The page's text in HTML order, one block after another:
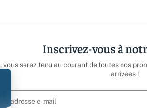
Inscrivez-vous à
vous serez tenu au courant de toutes nos
arrivées !